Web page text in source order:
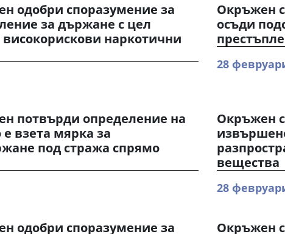
одобри споразумение за
за държане с цел
наркотични
Окръжен
осъди
28
потвърди определение на
взета мярка за
под стража спрямо
Окръжен
вещества
28
одобри споразумение за
Окръжен